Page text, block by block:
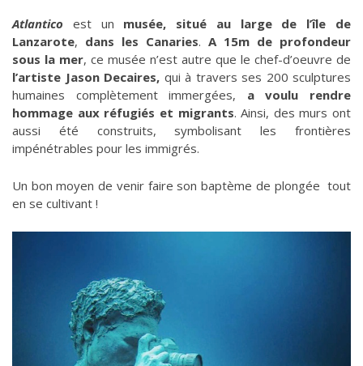
Atlantico est un musée, situé au large de l’île de
Lanzarote, dans les Canaries. A 15m de profondeur
sous la mer, ce musée n’est autre que le chef-d’oeuvre de
l’artiste Jason Decaires, qui à travers ses 200 sculptures
humaines complètement immergées, a voulu rendre
hommage aux réfugiés et migrants. Ainsi, des murs ont
aussi été construits, symbolisant les frontières
impénétrables pour les immigrés.
Un bon moyen de venir faire son baptème de plongée tout
en se cultivant !